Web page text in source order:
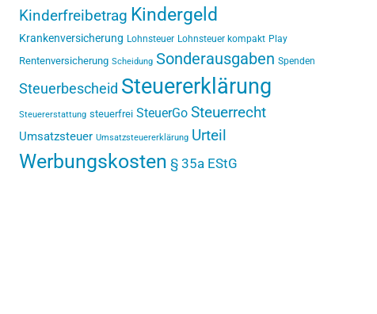
Kinderfreibetrag Kindergeld
Krankenversicherung Lohnsteuer Lohnsteuer kompakt Play
Rentenversicherung Scheidung Sonderausgaben Spenden
Steuerbescheid Steuererklärung
Steuererstattung steuerfrei SteuerGo Steuerrecht
Umsatzsteuer Umsatzsteuererklärung Urteil
Werbungskosten § 35a EStG